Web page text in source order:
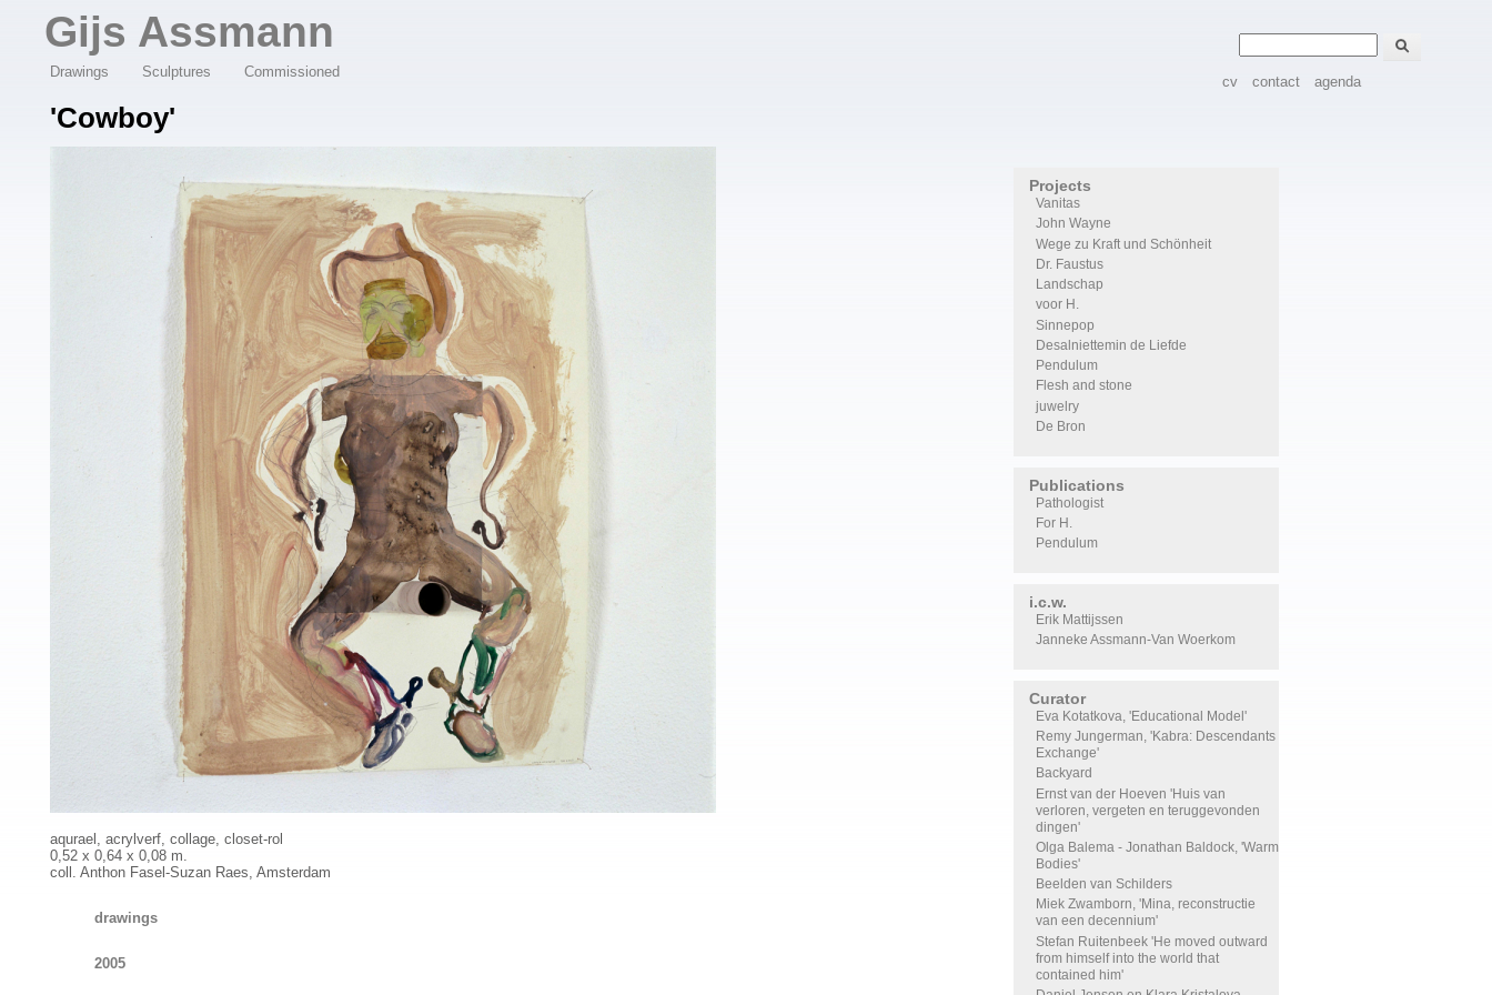
Gijs Assmann
Drawings Sculptures Commissioned
cv contact agenda
Zoekveld
Zoeken
'Cowboy'
aqurael, acrylverf, collage, closet-rol
0,52 x 0,64 x 0,08 m.
coll. Anthon Fasel-Suzan Raes, Amsterdam
drawings
2005
Projects
Vanitas
John Wayne
Wege zu Kraft und Schönheit
Dr. Faustus
Landschap
voor H.
Sinnepop
Desalniettemin de Liefde
Pendulum
Flesh and stone
juwelry
De Bron
Publications
Pathologist
For H.
Pendulum
i.c.w.
Erik Mattijssen
Janneke Assmann-Van Woerkom
Curator
Eva Kotatkova, 'Educational Model'
Remy Jungerman, 'Kabra: Descendants
Exchange'
Backyard
Ernst van der Hoeven 'Huis van
verloren, vergeten en teruggevonden
dingen'
Olga Balema - Jonathan Baldock, 'Warm
Bodies'
Beelden van Schilders
Miek Zwamborn, 'Mina, reconstructie
van een decennium'
Stefan Ruitenbeek 'He moved outward
from himself into the world that
contained him'